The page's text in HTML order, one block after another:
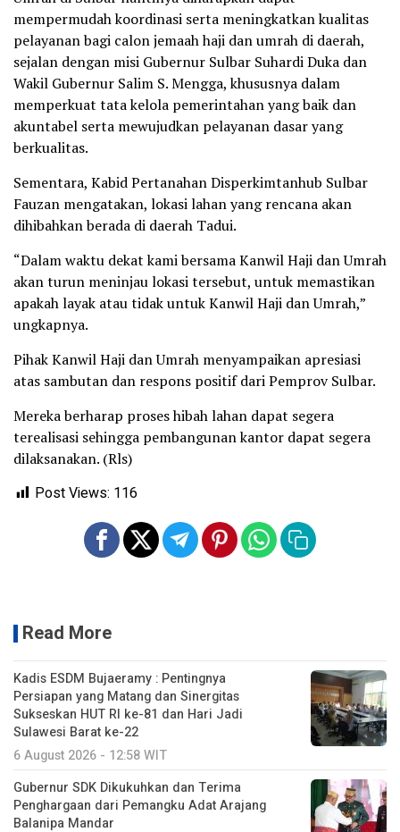
mempermudah koordinasi serta meningkatkan kualitas
pelayanan bagi calon jemaah haji dan umrah di daerah,
sejalan dengan misi Gubernur Sulbar Suhardi Duka dan
Wakil Gubernur Salim S. Mengga, khususnya dalam
memperkuat tata kelola pemerintahan yang baik dan
akuntabel serta mewujudkan pelayanan dasar yang
berkualitas.
Sementara, Kabid Pertanahan Disperkimtanhub Sulbar
Fauzan mengatakan, lokasi lahan yang rencana akan
dihibahkan berada di daerah Tadui.
“Dalam waktu dekat kami bersama Kanwil Haji dan Umrah
akan turun meninjau lokasi tersebut, untuk memastikan
apakah layak atau tidak untuk Kanwil Haji dan Umrah,”
ungkapnya.
Pihak Kanwil Haji dan Umrah menyampaikan apresiasi
atas sambutan dan respons positif dari Pemprov Sulbar.
Mereka berharap proses hibah lahan dapat segera
terealisasi sehingga pembangunan kantor dapat segera
dilaksanakan. (Rls)
Post Views: 116
Read More
Kadis ESDM Bujaeramy : Pentingnya
Persiapan yang Matang dan Sinergitas
Sukseskan HUT RI ke-81 dan Hari Jadi
Sulawesi Barat ke-22
6 August 2026 - 12:58 WIT
Gubernur SDK Dikukuhkan dan Terima
Penghargaan dari Pemangku Adat Arajang
Balanipa Mandar